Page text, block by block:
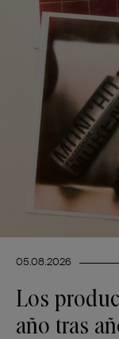
05.08.2026
Los
año tras